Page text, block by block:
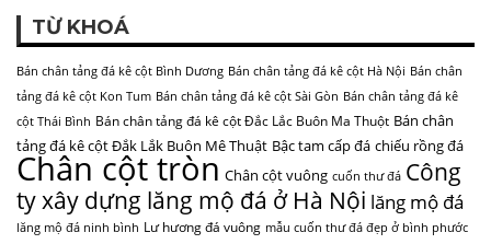
TỪ KHOÁ
Bán chân tảng đá kê cột Bình Dương Bán chân tảng đá kê cột Hà Nội Bán chân
tảng đá kê cột Kon Tum Bán chân tảng đá kê cột Sài Gòn Bán chân tảng đá kê
cột Thái Bình Bán chân tảng đá kê cột Đắc Lắc Buôn Ma Thuột Bán chân
tảng đá kê cột Đắk Lắk Buôn Mê Thuật Bậc tam cấp đá chiếu rồng đá
Chân cột tròn Chân cột vuông cuốn thư đá Công
ty xây dựng lăng mộ đá ở Hà Nội lăng mộ đá
lăng mộ đá ninh bình Lư hương đá vuông mẫu cuốn thư đá đẹp ở bình phước